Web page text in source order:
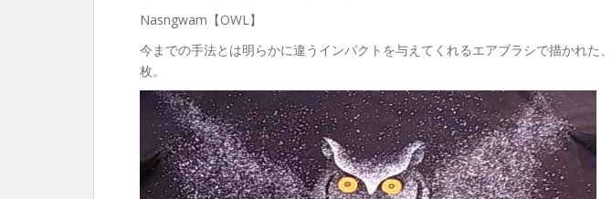
Nasngwam【OWL】
今までの手法とは明らかに違うインパクトを与えてくれるエアブラシで描かれた
枚。